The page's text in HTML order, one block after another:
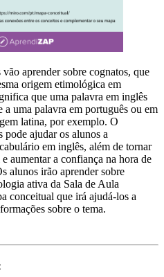
aprender sobre cognatos, que
origem etimológica em
que uma palavra em inglês
a uma palavra em português ou em
latina, por exemplo. O
pode ajudar os alunos a
em inglês, além de tornar
aumentar a confiança na hora de
alunos irão aprender sobre
ativa da Sala de Aula
conceitual que irá ajudá-los a
sobre o tema.